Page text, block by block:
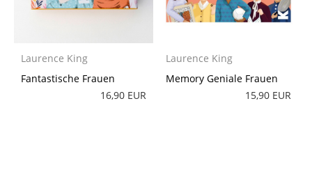
Laurence King
Fantastische Frauen
16,90 EUR
Laurence King
Memory Geniale Frauen
15,90 EUR